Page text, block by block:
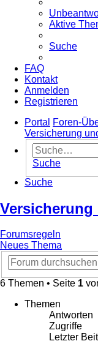
Aktive
Suche
FAQ
Kontakt
Anmelden
Registrieren
Portal
Foren-
Versicherung
Suche
Suche
Forumsregeln
Neues Thema
6 Themen • Seite 1
Themen
Antworten
Zugriffe
Letzter